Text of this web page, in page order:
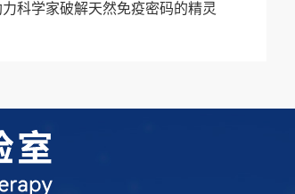
科学家破解天然免疫密码的精灵